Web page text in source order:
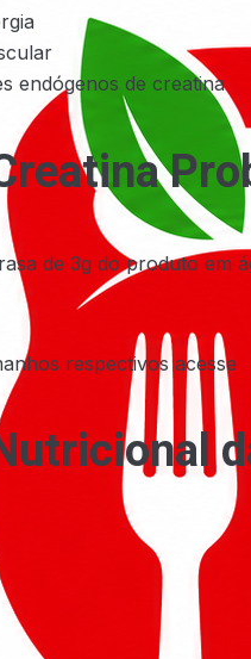
endógenos de creatina
de 3g do produto em
respectivos acesse
Quantidade
por porção
% IDR *